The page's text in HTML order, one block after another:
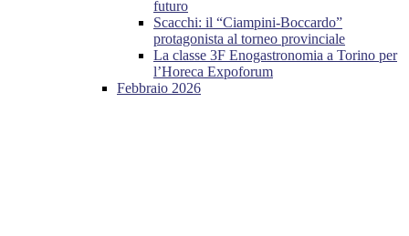
futuro
Scacchi: il “Ciampini-Boccardo”
protagonista al torneo provinciale
La classe 3F Enogastronomia a Torino per
l’Horeca Expoforum
Febbraio 2026